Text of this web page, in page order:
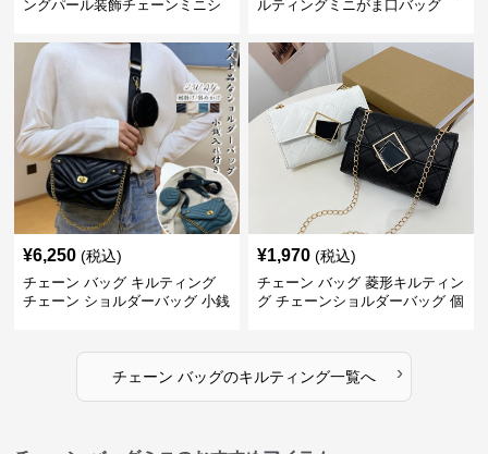
ングパール装飾チェーンミニシ
ルティングミニがま口バッグ
¥6,250 (税込)
チェーン バッグ キルティング
チェーン ショルダーバッグ 小銭
¥1,970 (税込)
チェーン バッグ 菱形キルティン
グ チェーンショルダーバッグ 個
チェーン バッグのキルティング一覧へ ›